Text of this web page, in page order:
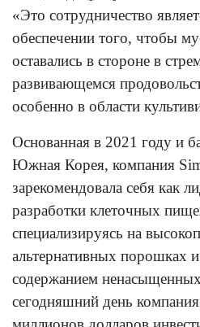
«Это сотрудничество
обеспечении того, чтобы
оставались в стороне в
развивающемся
особенно в области
Основанная в 2021 году и
Южная Корея, компания
зарекомендовала себя как
разработки клеточных
специализируясь на
альтернативных порошках
содержанием
сегодняшний день